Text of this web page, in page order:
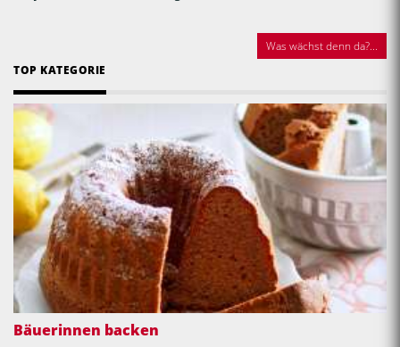
Was wächst denn da?...
TOP KATEGORIE
Bäuerinnen backen